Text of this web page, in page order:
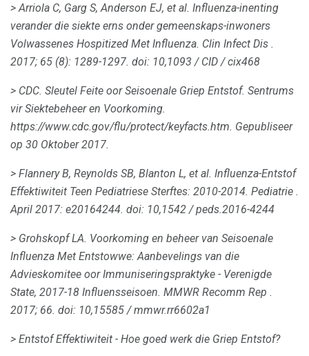
> Arriola C, Garg S, Anderson EJ, et al. Influenza-inenting
verander die siekte erns onder gemeenskaps-inwoners
Volwassenes Hospitized Met Influenza. Clin Infect Dis .
2017; 65 (8): 1289-1297. doi: 10,1093 / CID / cix468
> CDC. Sleutel Feite oor Seisoenale Griep Entstof. Sentrums
vir Siektebeheer en Voorkoming.
https://www.cdc.gov/flu/protect/keyfacts.htm. Gepubliseer
op 30 Oktober 2017.
> Flannery B, Reynolds SB, Blanton L, et al. Influenza-Entstof
Effektiwiteit Teen Pediatriese Sterftes: 2010-2014. Pediatrie .
April 2017: e20164244. doi: 10,1542 / peds.2016-4244
> Grohskopf LA. Voorkoming en beheer van Seisoenale
Influenza Met Entstowwe: Aanbevelings van die
Advieskomitee oor Immuniseringspraktyke - Verenigde
State, 2017-18 Influensseisoen. MMWR Recomm Rep .
2017; 66. doi: 10,15585 / mmwr.rr6602a1
> Entstof Effektiwiteit - Hoe goed werk die Griep Entstof?